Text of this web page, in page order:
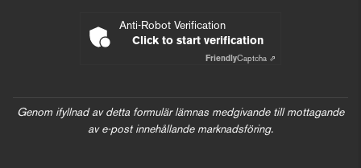
Anti-Robot Verification
Click to start verification
FriendlyCaptcha ⇗
Genom ifyllnad av detta formulär lämnas medgivande till mottagande
av e-post innehållande marknadsföring.